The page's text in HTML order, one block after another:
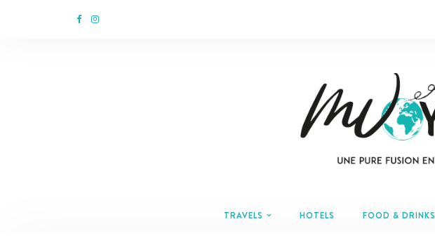
TRAVELS HOTELS FOOD & DRINKS